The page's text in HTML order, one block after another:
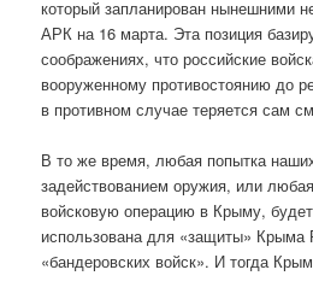
который запланирован нынешними
АРК на 16 марта. Эта позиция
соображениях, что российские
вооруженному противостоянию до
в противном случае теряется сам
В то же время, любая попытка
задействованием оружия, или
войсковую операцию в Крыму,
использована для «защиты» Крыма
«бандеровских войск». И тогда